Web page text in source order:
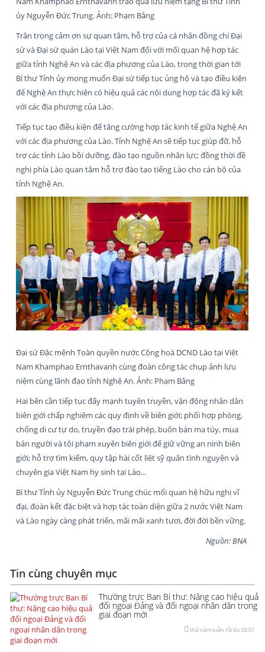
ủy Nguyễn Đức Trung. Ảnh: Phạm Bằng
Trân trọng cảm ơn sự quan tâm, hỗ trợ của cá nhân đồng chí Đại
sứ và Đại sứ quán Lào tại Việt Nam đối với mối quan hệ hợp tác
giữa tỉnh Nghệ An và các địa phương của Lào, trong thời gian tới
Bí thư Tỉnh ủy mong muốn Đại sứ tiếp tục ủng hộ và tạo điều kiện
để Nghệ An thực hiện có hiệu quả các nội dung hợp tác đã ký kết
với các địa phương của Lào.
Tiếp tục tạo điều kiện để tăng cường hợp tác kinh tế giữa Nghệ An
với các địa phương của Lào. Tỉnh Nghệ An sẽ tiếp tục giúp đỡ, hỗ
trợ các tỉnh Lào bồi dưỡng, đào tạo nguồn nhân lực; đồng thời đề
nghị phía Lào quan tâm hỗ trợ đào tạo tiếng Lào cho cán bộ của
tỉnh Nghệ An.
Đại sứ Đặc mệnh Toàn quyền nước Cộng hoà DCND Lào tại Việt
Nam Khamphao Ernthavanh cùng đoàn công tác chụp ảnh lưu
niệm cùng lãnh đạo tỉnh Nghệ An. Ảnh: Phạm Bằng
Hai bên cần tiếp tục đẩy mạnh tuyên truyền, vận động nhân dân
biên giới chấp nghiêm các quy định về biên giới; phối hợp phòng,
chống di cư tự do, truyền đạo trái phép, buôn bán ma túy, mua
bán người và tội phạm xuyên biên giới để giữ vững an ninh biên
giới; hỗ trợ tìm kiếm, quy tập hài cốt liệt sỹ quân tình nguyện và
chuyên gia Việt Nam hy sinh tại Lào...
Bí thư Tỉnh ủy Nguyễn Đức Trung chúc mối quan hệ hữu nghị vĩ
đại, đoàn kết đặc biệt và hợp tác toàn diện giữa 2 nước Việt Nam
và Lào ngày càng phát triển, mãi mãi xanh tươi, đời đời bền vững.
Nguồn: BNA
Tin cùng chuyên mục
Thường trực Ban Bí thư: Nâng cao hiệu quả
đối ngoại Đảng và đối ngoại nhân dân trong
giai đoạn mới
thứ năm tuần rồi lúc 02:07